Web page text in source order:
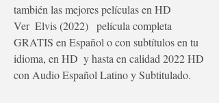
también las mejores películas en HD
Ver  Elvis (2022)   película completa
GRATIS en Español o con subtítulos en tu
idioma, en HD  y hasta en calidad 2022 HD
con Audio Español Latino y Subtitulado.